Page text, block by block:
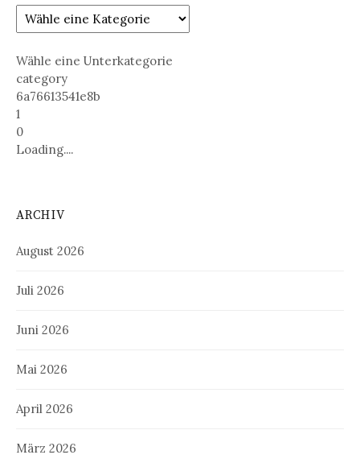
Wähle eine Unterkategorie
category
6a76613541e8b
1
0
Loading....
ARCHIV
August 2026
Juli 2026
Juni 2026
Mai 2026
April 2026
März 2026